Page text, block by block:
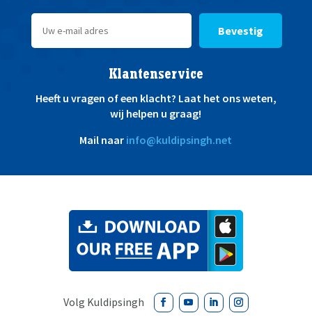
Bevestig
Klantenservice
Heeft u vragen of een klacht? Laat het ons weten,
wij helpen u graag!
Mail naar info@kuldipsingh.net